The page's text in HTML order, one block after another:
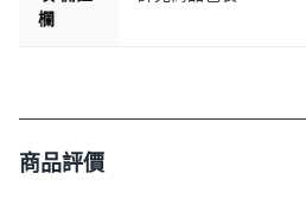
欄
商品評價